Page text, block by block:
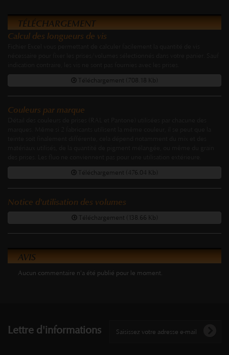
TÉLÉCHARGEMENT
Calcul des longueurs de vis
Téléchargement (708.18 Kb)
Couleurs par marque
Téléchargement (476.04 Kb)
Notice d'utilisation des volumes
Téléchargement (138.66 Kb)
AVIS
Aucun commentaire n'a été publié pour le moment.
Lettre d'informations